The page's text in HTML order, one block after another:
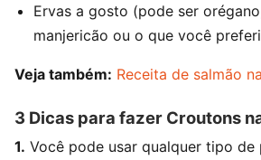
Ervas a gosto (pode ser
manjericão ou o que você
Veja também: Receita de salmão
3 Dicas para fazer Croutons
1. Você pode usar qualquer tipo